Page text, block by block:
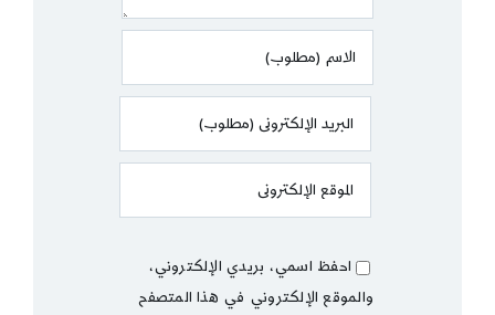
احفظ اسمي، بريدي الإلكتروني،
والموقع الإلكتروني في هذا المتصفح